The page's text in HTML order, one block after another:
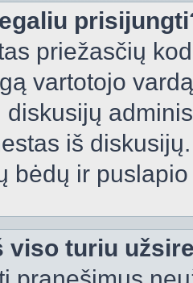
priežasčių
vartotojo
diskusijų
iš
bėdų ir
viso turiu